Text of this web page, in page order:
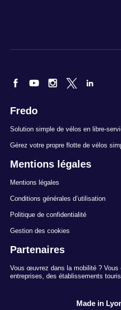
Fredo
Solution simple de vélos en libre-
Gérez votre propre flotte de vélos
Mentions légales
Mentions légales
Conditions générales d’utilisation
Politique de confidentialité
Gestion des cookies
Partenaires
Vous œuvrez dans la mobilité ?
entreprises, des établissements
Made in